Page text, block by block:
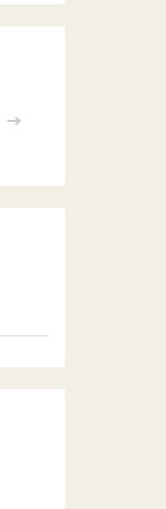
>>